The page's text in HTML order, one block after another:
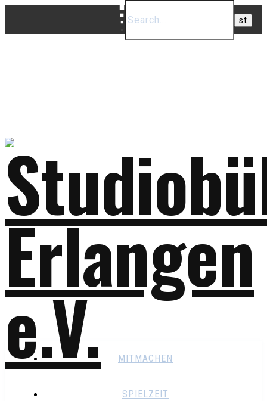
MITMACHEN
SPIELZEIT